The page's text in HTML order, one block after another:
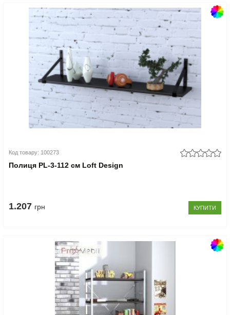
Код товару: 100273
Полиця PL-3-112 см Loft Design
1.207 грн КУПИТИ